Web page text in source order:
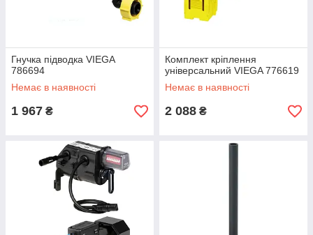
Гнучка підводка VIEGA
786694
Немає в наявності
1 967 ₴
Комплект кріплення
унiверсальний VIEGA 776619
Немає в наявності
2 088 ₴